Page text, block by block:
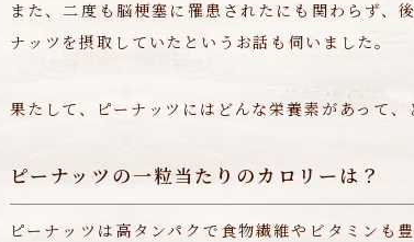
また、二度も脳梗塞に罹患されたにも関わらず、
ナッツを摂取していたというお話も伺いました。
果たして、ピーナッツにはどんな栄養素があって、
ピーナッツの一粒当たりのカロリーは？
ピーナッツは高タンパクで食物繊維やビタミンも